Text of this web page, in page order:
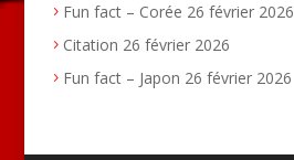
Fun fact – Corée 26 février 2026
Citation 26 février 2026
Fun fact – Japon 26 février 2026